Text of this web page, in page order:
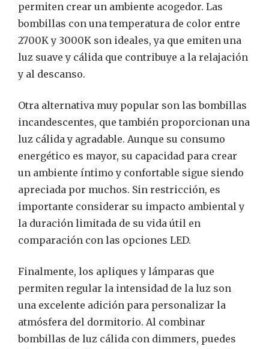
permiten crear un ambiente acogedor. Las
bombillas con una temperatura de color entre
2700K y 3000K son ideales, ya que emiten una
luz suave y cálida que contribuye a la relajación
y al descanso.
Otra alternativa muy popular son las bombillas
incandescentes, que también proporcionan una
luz cálida y agradable. Aunque su consumo
energético es mayor, su capacidad para crear
un ambiente íntimo y confortable sigue siendo
apreciada por muchos. Sin restricción, es
importante considerar su impacto ambiental y
la duración limitada de su vida útil en
comparación con las opciones LED.
Finalmente, los apliques y lámparas que
permiten regular la intensidad de la luz son
una excelente adición para personalizar la
atmósfera del dormitorio. Al combinar
bombillas de luz cálida con dimmers, puedes